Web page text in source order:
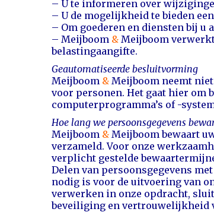
– U te informeren over
– U de mogelijkheid te bieden
– Om goederen en diensten bij u
– Meijboom & Meijboom
belastingaangifte.
Geautomatiseerde besluitvorming
Meijboom & Meijboom neemt
voor personen. Het gaat hier om
computerprogramma’s of -
Hoe lang we persoonsgegevens
Meijboom & Meijboom bewaart
verzameld. Voor onze
verplicht gestelde
Delen van persoonsgegevens
nodig is voor de uitvoering van
verwerken in onze opdracht,
beveiliging en vertrouwelijkheid